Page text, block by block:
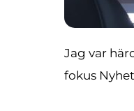
Jag var
fokus